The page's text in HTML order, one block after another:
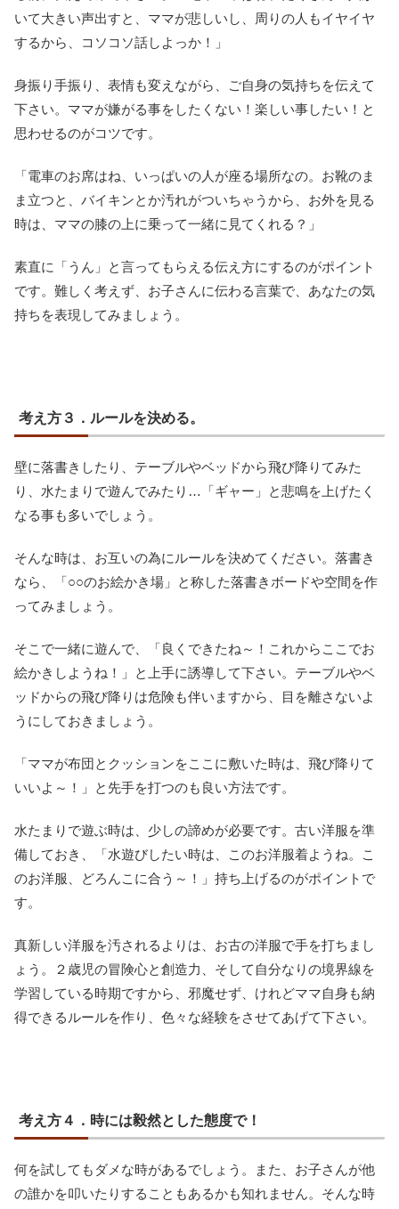
いて大きい声出すと、ママが悲しいし、周りの人もイヤイヤ
するから、コソコソ話しよっか！」
身振り手振り、表情も変えながら、ご自身の気持ちを伝えて
下さい。ママが嫌がる事をしたくない！楽しい事したい！と
思わせるのがコツです。
「電車のお席はね、いっぱいの人が座る場所なの。お靴のま
ま立つと、バイキンとか汚れがついちゃうから、お外を見る
時は、ママの膝の上に乗って一緒に見てくれる？」
素直に「うん」と言ってもらえる伝え方にするのがポイント
です。難しく考えず、お子さんに伝わる言葉で、あなたの気
持ちを表現してみましょう。
考え方３．ルールを決める。
壁に落書きしたり、テーブルやベッドから飛び降りてみた
り、水たまりで遊んでみたり…「ギャー」と悲鳴を上げたく
なる事も多いでしょう。
そんな時は、お互いの為にルールを決めてください。落書き
なら、「○○のお絵かき場」と称した落書きボードや空間を作
ってみましょう。
そこで一緒に遊んで、「良くできたね～！これからここでお
絵かきしようね！」と上手に誘導して下さい。テーブルやベ
ッドからの飛び降りは危険も伴いますから、目を離さないよ
うにしておきましょう。
「ママが布団とクッションをここに敷いた時は、飛び降りて
いいよ～！」と先手を打つのも良い方法です。
水たまりで遊ぶ時は、少しの諦めが必要です。古い洋服を準
備しておき、「水遊びしたい時は、このお洋服着ようね。こ
のお洋服、どろんこに合う～！」持ち上げるのがポイントで
す。
真新しい洋服を汚されるよりは、お古の洋服で手を打ちまし
ょう。２歳児の冒険心と創造力、そして自分なりの境界線を
学習している時期ですから、邪魔せず、けれどママ自身も納
得できるルールを作り、色々な経験をさせてあげて下さい。
考え方４．時には毅然とした態度で！
何を試してもダメな時があるでしょう。また、お子さんが他
の誰かを叩いたりすることもあるかも知れません。そんな時